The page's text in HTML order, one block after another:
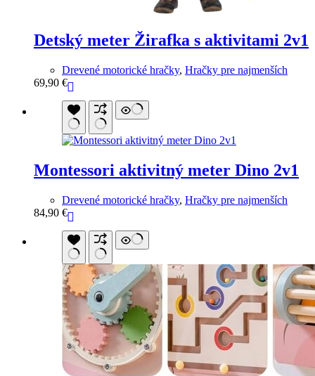
Detský meter Žirafka s aktivitami 2v1
Drevené motorické hračky, Hračky pre najmenších
69,90 €
Montessori aktivitný meter Dino 2v1
Drevené motorické hračky, Hračky pre najmenších
84,90 €